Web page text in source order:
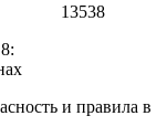
13538
и правила в